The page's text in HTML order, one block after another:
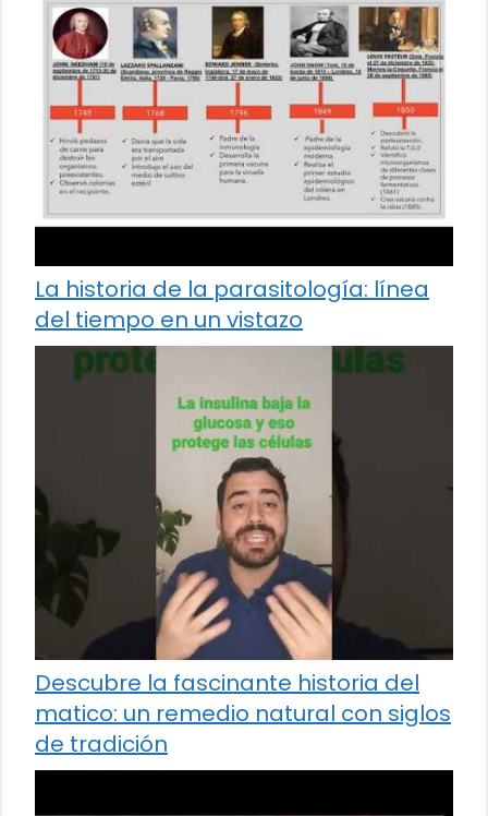
La historia de la parasitología: línea
del tiempo en un vistazo
Descubre la fascinante historia del
matico: un remedio natural con siglos
de tradición